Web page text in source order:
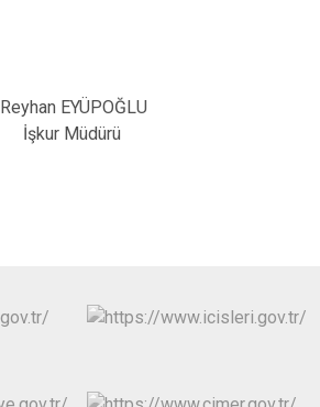
Reyhan EYÜPOĞLU
İşkur Müdürü